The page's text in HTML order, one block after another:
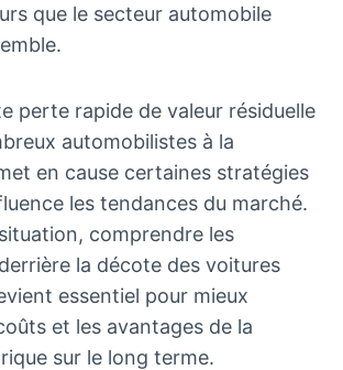
que le secteur automobile
perte rapide de valeur résiduelle
automobilistes à la
en cause certaines stratégies
les tendances du marché.
comprendre les
la décote des voitures
essentiel pour mieux
et les avantages de la
sur le long terme.